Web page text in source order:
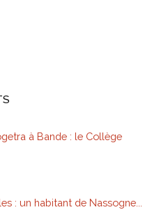
à Bande : le Collège
: un habitant de Nassogne...